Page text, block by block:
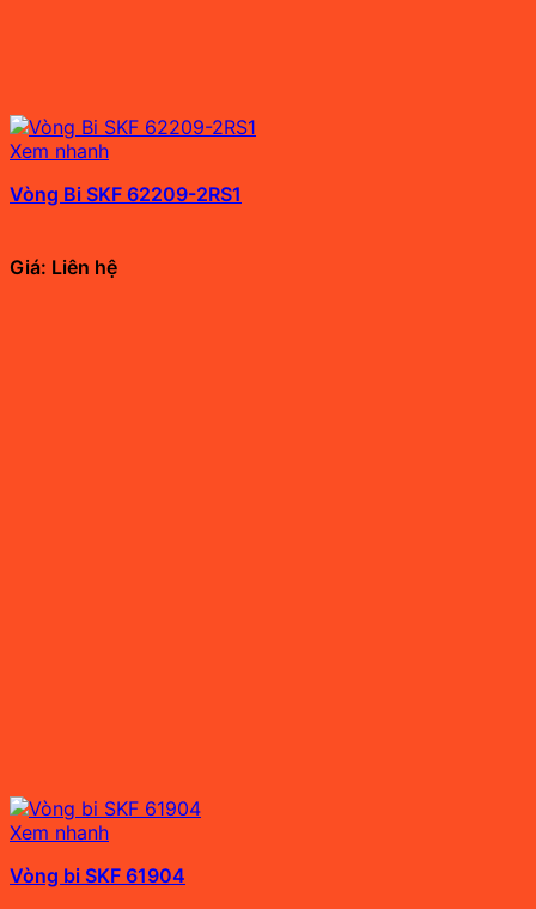
Xem nhanh
Vòng Bi SKF 62209-2RS1
Giá: Liên hệ
Xem nhanh
Vòng bi SKF 61904